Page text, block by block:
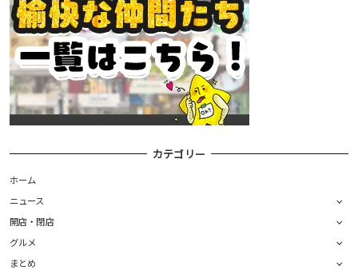
カテゴリー
ホーム
ニュース
開店・閉店
グルメ
まとめ